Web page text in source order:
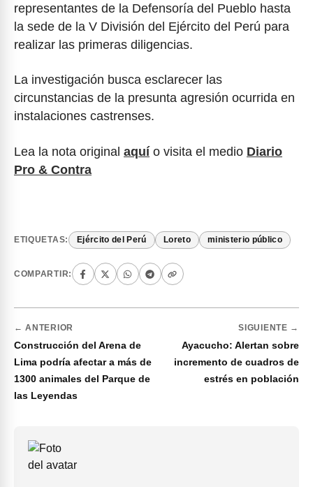
representantes de la Defensoría del Pueblo hasta
la sede de la V División del Ejército del Perú para
realizar las primeras diligencias.
La investigación busca esclarecer las
circunstancias de la presunta agresión ocurrida en
instalaciones castrenses.
Lea la nota original aquío visita el medio Diario
Pro & Contra
ETIQUETAS: Ejército del Perú Loreto ministerio público
COMPARTIR:
← ANTERIOR
Construcción del Arena de
Lima podría afectar a más de
1300 animales del Parque de
las Leyendas
SIGUIENTE →
Ayacucho: Alertan sobre
incremento de cuadros de
estrés en población